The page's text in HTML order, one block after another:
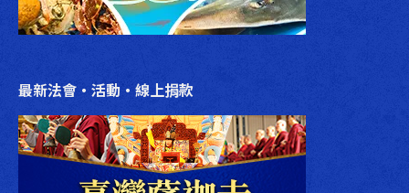
最新法會‧活動‧線上捐款